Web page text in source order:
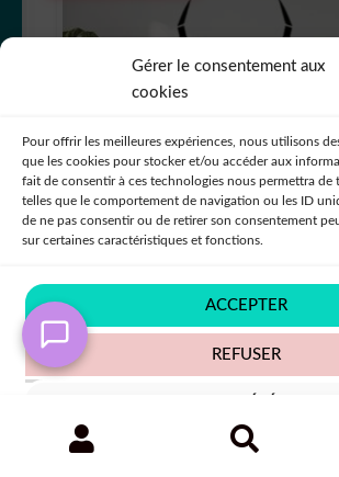
Gérer le consentement aux
cookies
Pour offrir les meilleures expériences, nous utilisons
que les cookies pour stocker et/ou accéder aux
fait de consentir à ces technologies nous permettra de
telles que le comportement de navigation ou les ID
de ne pas consentir ou de retirer son consentement
sur certaines caractéristiques et fonctions.
ACCEPTER
REFUSER
Politique de
Sticker Autocollant araignée
ANX1874
Recherche
RECHERCHE